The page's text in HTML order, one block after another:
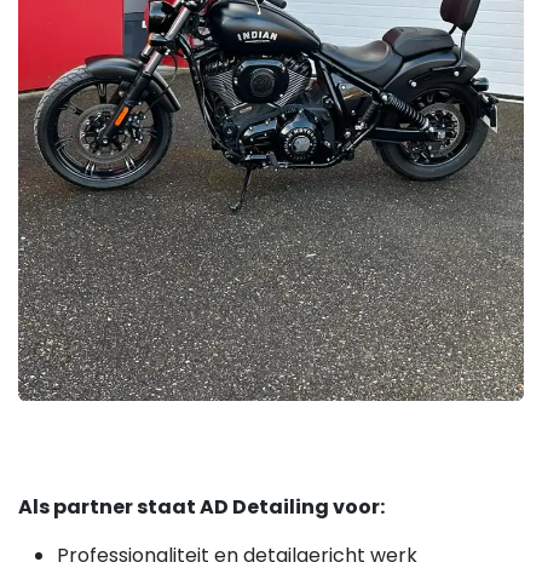
Als partner staat AD Detailing voor:
Professionaliteit en detailgericht werk